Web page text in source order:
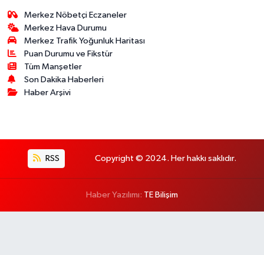
Merkez Nöbetçi Eczaneler
Merkez Hava Durumu
Merkez Trafik Yoğunluk Haritası
Puan Durumu ve Fikstür
Tüm Manşetler
Son Dakika Haberleri
Haber Arşivi
RSS Copyright © 2024. Her hakkı saklıdır.
Haber Yazılımı: TE Bilişim